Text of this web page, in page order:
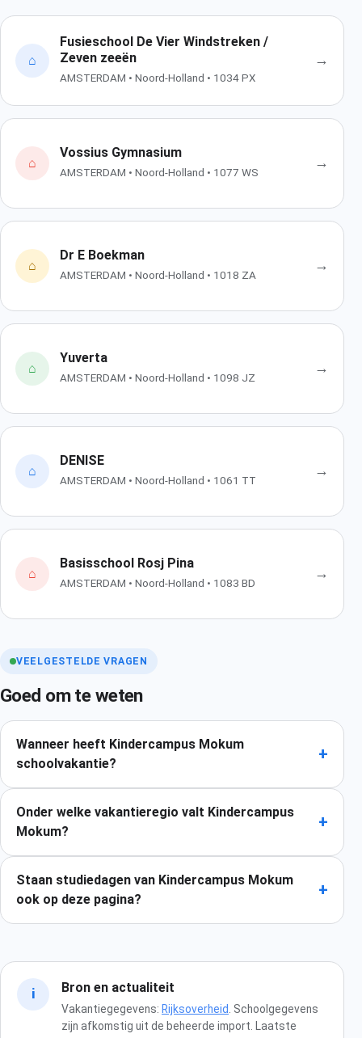
⌂
Fusieschool De Vier Windstreken /
Zeven zeeën
AMSTERDAM • Noord-Holland • 1034 PX
→
⌂
Vossius Gymnasium
AMSTERDAM • Noord-Holland • 1077 WS
→
⌂
Dr E Boekman
AMSTERDAM • Noord-Holland • 1018 ZA
→
⌂
Yuverta
AMSTERDAM • Noord-Holland • 1098 JZ
→
⌂
DENISE
AMSTERDAM • Noord-Holland • 1061 TT
→
⌂
Basisschool Rosj Pina
AMSTERDAM • Noord-Holland • 1083 BD
→
VEELGESTELDE VRAGEN
Goed om te weten
Wanneer heeft Kindercampus Mokum
schoolvakantie?
+
Onder welke vakantieregio valt Kindercampus
Mokum?
+
Staan studiedagen van Kindercampus Mokum
ook op deze pagina?
+
i Bron en actualiteit
Vakantiegegevens: Rijksoverheid . Schoolgegevens
zijn afkomstig uit de beheerde import. Laatste